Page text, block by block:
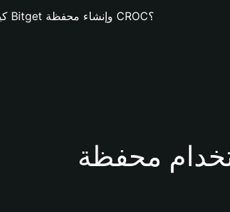
كيف يُمكنك تنزيل محفظة Bitget وإنشاء محفظة CROC؟